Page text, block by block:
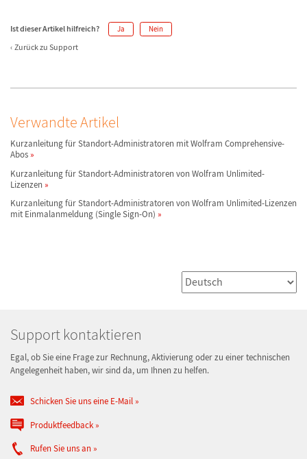
Ist dieser Artikel hilfreich? Ja Nein
Zurück zu Support
Verwandte Artikel
Kurzanleitung für Standort-Administratoren mit Wolfram Comprehensive-
Abos
Kurzanleitung für Standort-Administratoren von Wolfram Unlimited-
Lizenzen
Kurzanleitung für Standort-Administratoren von Wolfram Unlimited-Lizenzen
mit Einmalanmeldung (Single Sign-On)
Support kontaktieren
Egal, ob Sie eine Frage zur Rechnung, Aktivierung oder zu einer technischen
Angelegenheit haben, wir sind da, um Ihnen zu helfen.
Schicken Sie uns eine E-Mail
Produktfeedback
Rufen Sie uns an